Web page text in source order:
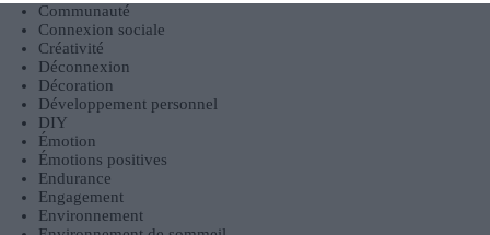
Communauté
Connexion sociale
Créativité
Déconnexion
Décoration
Développement personnel
DIY
Émotion
Émotions positives
Endurance
Engagement
Environnement